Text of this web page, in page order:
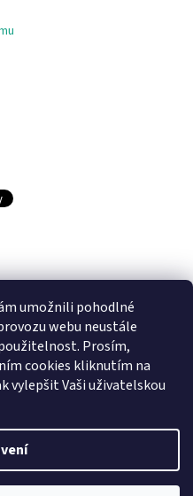
umožnili pohodlné
webu neustále
Prosím,
cookies kliknutím na
vylepšit Vaši uživatelskou
Shoptet